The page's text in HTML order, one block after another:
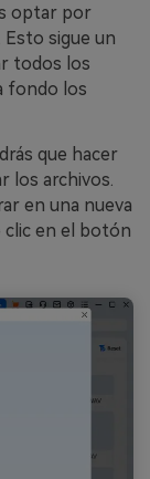
optar por
Esto sigue un
todos los
fondo los
que hacer
los archivos.
en una nueva
clic en el botón